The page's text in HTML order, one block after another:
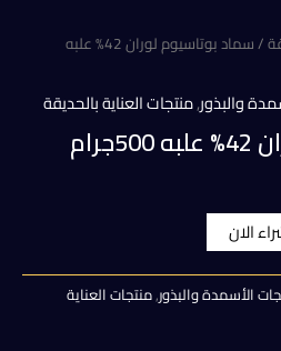
/ سماد بوتاسيوم لوران 42% علبه
والبذور,منتجات العناية بالحديقة
55,00
الان
الأسمدة والبذور,منتجات العناية